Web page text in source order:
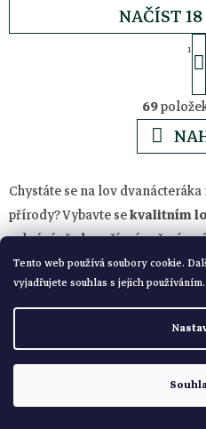
Tento web používá soubory cookie.
vyjadřujete souhlas s jejich používáním.
NAČÍST
t
r
n
í
1
69
Chystáte se na lov
přírody? Vybavte sekvalitním
ochrání před nepřízní počasí a
maximální pohodlí.Dámské i
sází nejen na praktičnost, ale
eleganci. Nezapomínáme ani
dětského mysliveckého
nabídkyloveckých kalhot,bund,
dalších kousků. Jako základní
termoprádlo.